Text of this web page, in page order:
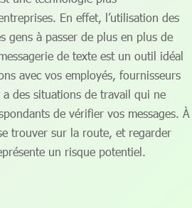
En effet, l’utilisation des
gens à passer de plus en plus de
de texte est un outil idéal
avec vos employés, fournisseurs
des situations de travail qui ne
de vérifier vos messages. À
trouver sur la route, et regarder
un risque potentiel.